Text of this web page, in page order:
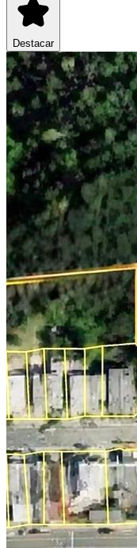
Destacar